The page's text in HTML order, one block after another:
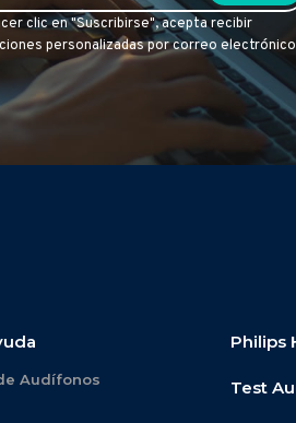
clic en "Suscribirse", acepta recibir
personalizadas por correo
Audífonos
Philips
Test